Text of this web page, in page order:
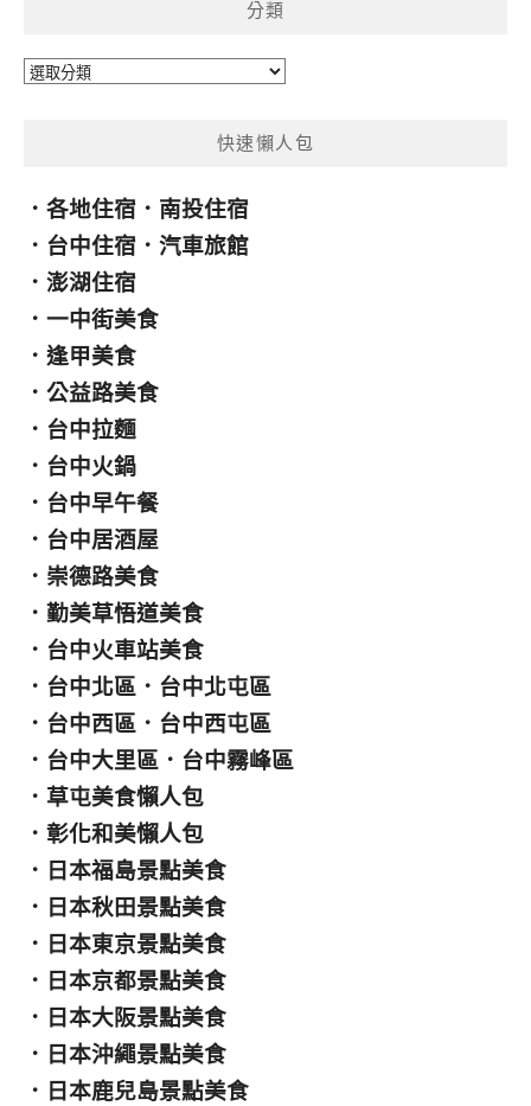
分類
分
快速懶人包
． 各地住宿 ． 南投住宿
． 台中住宿 ． 汽車旅館
． 澎湖住宿
． 一中街美食
． 逢甲美食
． 公益路美食
． 台中拉麵
． 台中火鍋
． 台中早午餐
． 台中居酒屋
． 崇德路美食
． 勤美草悟道美食
． 台中火車站美食
． 台中北區 ． 台中北屯區
． 台中西區 ． 台中西屯區
． 台中大里區 ． 台中霧峰區
． 草屯美食懶人包
． 彰化和美懶人包
． 日本福島景點美食
． 日本秋田景點美食
． 日本東京景點美食
． 日本京都景點美食
． 日本大阪景點美食
． 日本沖繩景點美食
． 日本鹿兒島景點美食